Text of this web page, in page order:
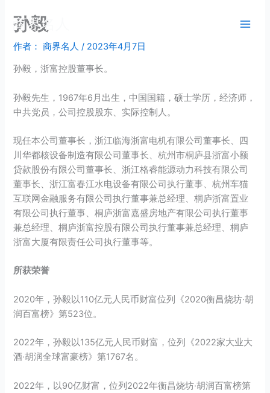
商界名人
孙毅
作者： 商界名人/ 2023年4月7日
孙毅，浙富控股董事长。
孙毅先生，1967年6月出生，中国国籍，硕士学历，经济师，
中共党员，公司控股股东、实际控制人。
现任本公司董事长，浙江临海浙富电机有限公司董事长、四
川华都核设备制造有限公司董事长、杭州市桐庐县浙富小额
贷款股份有限公司董事长、浙江格睿能源动力科技有限公司
董事长、浙江富春江水电设备有限公司执行董事、杭州车猫
互联网金融服务有限公司执行董事兼总经理、桐庐浙富置业
有限公司执行董事、桐庐浙富嘉盛房地产有限公司执行董事
兼总经理、桐庐浙富控股有限公司执行董事兼总经理、桐庐
浙富大厦有限责任公司执行董事等。
所获荣誉
2020年，孙毅以110亿元人民币财富位列《2020衡昌烧坊·胡
润百富榜》第523位。
2022年，孙毅以135亿元人民币财富，位列《2022家大业大
酒·胡润全球富豪榜》第1767名。
2022年，以90亿财富，位列2022年衡昌烧坊·胡润百富榜第